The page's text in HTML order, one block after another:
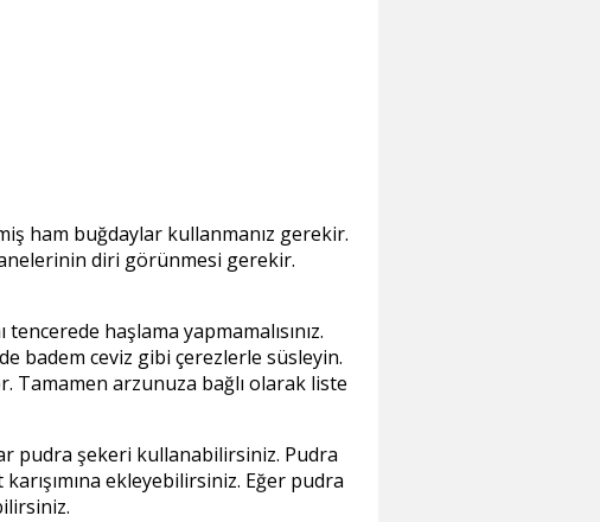
ham buğdaylar kullanmanız gerekir.
diri görünmesi gerekir.
haşlama yapmamalısınız.
badem ceviz gibi çerezlerle süsleyin.
Tamamen arzunuza bağlı olarak liste
pudra şekeri kullanabilirsiniz. Pudra
ekleyebilirsiniz. Eğer pudra